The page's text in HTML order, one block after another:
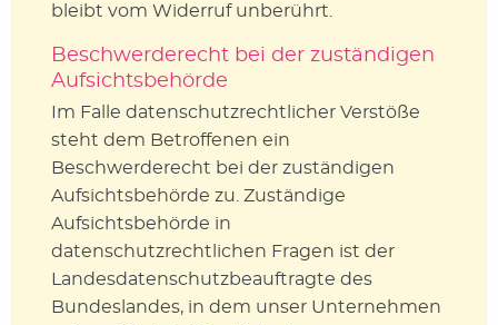
bleibt vom Widerruf unberührt.
Beschwerderecht bei der zuständigen
Aufsichtsbehörde
Im Falle datenschutzrechtlicher Verstöße
steht dem Betroffenen ein
Beschwerderecht bei der zuständigen
Aufsichtsbehörde zu. Zuständige
Aufsichtsbehörde in
datenschutzrechtlichen Fragen ist der
Landesdatenschutzbeauftragte des
Bundeslandes, in dem unser Unternehmen